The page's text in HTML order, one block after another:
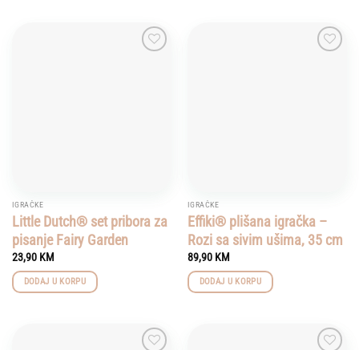
IGRAČKE
Little Dutch® set pribora za
pisanje Fairy Garden
23,90 KM
DODAJ U KORPU
IGRAČKE
Effiki® plišana igračka –
Rozi sa sivim ušima, 35 cm
89,90 KM
DODAJ U KORPU